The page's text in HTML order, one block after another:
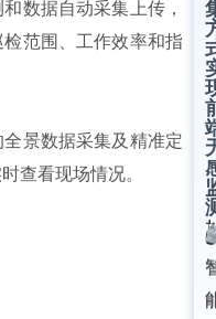
数据自动采集上传，
范围、工作效率和指
景数据采集及精准定
查看现场情况。